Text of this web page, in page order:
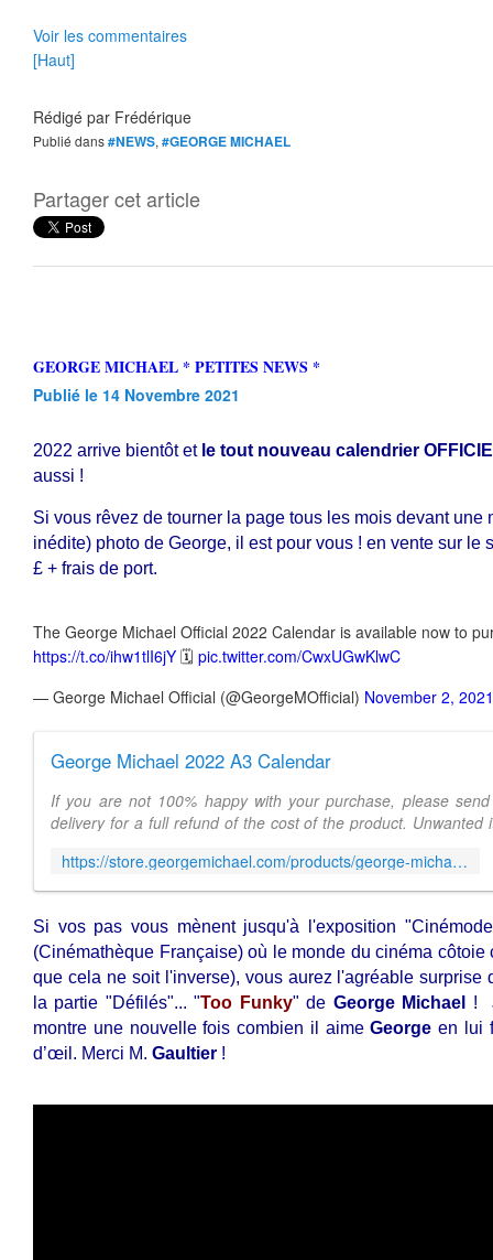
Voir les commentaires
[Haut]
Rédigé par Frédérique
Publié dans#NEWS, #GEORGE MICHAEL
Partager cet article
GEORGE MICHAEL * PETITES NEWS *
Publié le 14 Novembre 2021
2022 arrive bientôt et le tout nouveau calendrier
aussi !
Si vous rêvez de tourner la page tous les mois devant une
inédite) photo de George, il est pour vous ! en vente sur le
£ + frais de port.
The George Michael Official 2022 Calendar is available now to
https://t.co/ihw1tlI6jY 🗓 pic.twitter.com/CwxUGwKlwC
— George Michael Official (@GeorgeMOfficial) November 2, 2021
George Michael 2022 A3 Calendar
If you are not 100% happy with your purchase, please
delivery for a full refund of the cost of the product. Unwanted
https://store.georgemichael.com/products/george-michael-2022-a3-calendar
Si vos pas vous mènent jusqu'à l'exposition
(Cinémathèque Française) où le monde du cinéma
que cela ne soit l'inverse), vous aurez l'agréable surprise
la partie "Défilés"... "Too Funky" de George Michael !
montre une nouvelle fois combien il aimeGeorge en lui
d’œil. Merci M. Gaultier !